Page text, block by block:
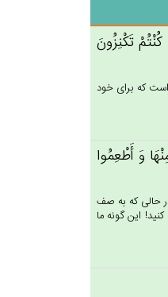
تَكْنِزُون‌َ
است كه براى خود
وَ أَطْعِمُوا
حالى كه به صف
اين گونه ما